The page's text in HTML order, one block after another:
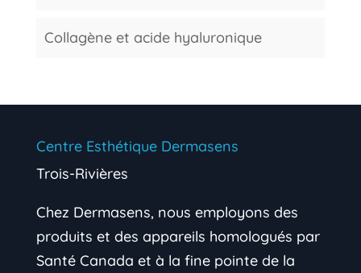
Collagène et acide hyaluronique
Centre Esthétique Dermasens
Trois-Rivières
Chez Dermasens, nous employons des
produits et des appareils homologués par
Santé Canada et à la fine pointe de la